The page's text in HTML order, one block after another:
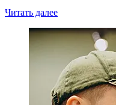
Читать далее